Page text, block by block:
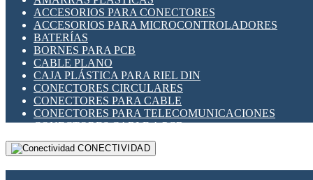
INDICADORES PARA PANEL
INTERFACES DE RELÉ
INTERRUPTORES FIN DE CARRERA
LLAVES CONMUTADORAS
MEDIDORES DE ENERGÍA Y TC'S DE CORRIENTE
MOTORES PASO A PASO
PANTALLAS HMI
PLC -CONTROLADORES LÓGICO PROGRAMABLES
PROGRAMADORES DE HORARIO
RELÉS DE PROTECCIÓN
SENSORES CAPACITIVOS
ACCESORIOS PARA CONECTORES
ACCESORIOS PARA MICROCONTROLADORES
BATERÍAS
BORNES PARA PCB
CABLE PLANO
CAJA PLÁSTICA PARA RIEL DIN
CONECTORES CIRCULARES
CONECTORES PARA CABLE
CONECTORES PARA TELECOMUNICACIONES
CONECTORES CABLE A PCB
CONECTORES PCB A CABLE
DIP SWITCHESCONECTIVIDAD